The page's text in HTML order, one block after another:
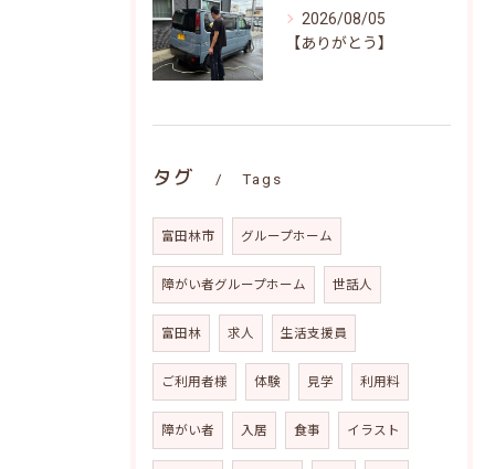
2026/08/05
【ありがとう】
タグ Tags
富田林市 グループホーム
障がい者グループホーム 世話人
富田林 求人 生活支援員
ご利用者様 体験 見学 利用料
障がい者 入居 食事 イラスト